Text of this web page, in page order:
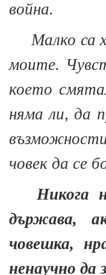
война.
Малко са
моите.
което
няма ли, да
човек да се
Никога
държава,
човешка,
ненаучно да